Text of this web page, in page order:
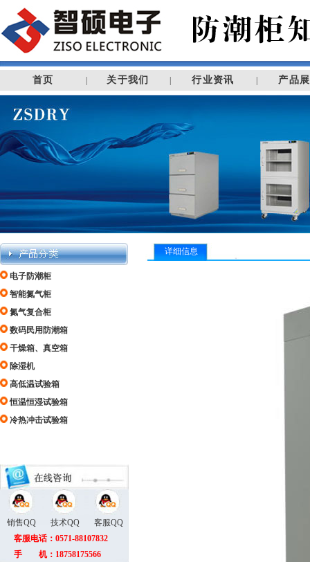
首页 关于我们 行业资讯 产品
电子防潮柜
智能氮气柜
氮气复合柜
数码民用防潮箱
干燥箱、真空箱
除湿机
高低温试验箱
恒温恒湿试验箱
冷热冲击试验箱
销售QQ 技术QQ
客服QQ
客服电话：0571-88107832
手 机：18758175566
详细信息